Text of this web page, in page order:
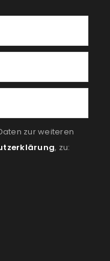
zur weiteren
, zu: